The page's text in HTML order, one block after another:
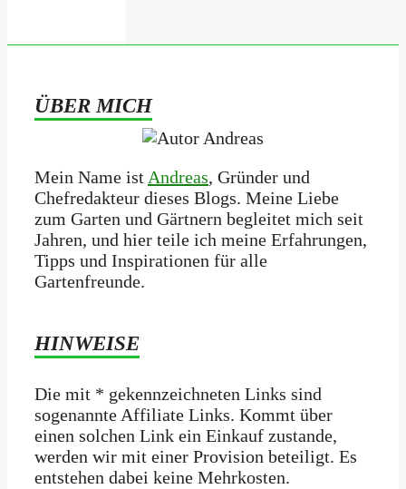
ÜBER MICH
Mein Name ist Andreas, Gründer und
Chefredakteur dieses Blogs. Meine Liebe
zum Garten und Gärtnern begleitet mich seit
Jahren, und hier teile ich meine Erfahrungen,
Tipps und Inspirationen für alle
Gartenfreunde.
HINWEISE
Die mit * gekennzeichneten Links sind
sogenannte Affiliate Links. Kommt über
einen solchen Link ein Einkauf zustande,
werden wir mit­ einer Provision beteiligt. Es
entstehen dabei keine Mehrkosten.